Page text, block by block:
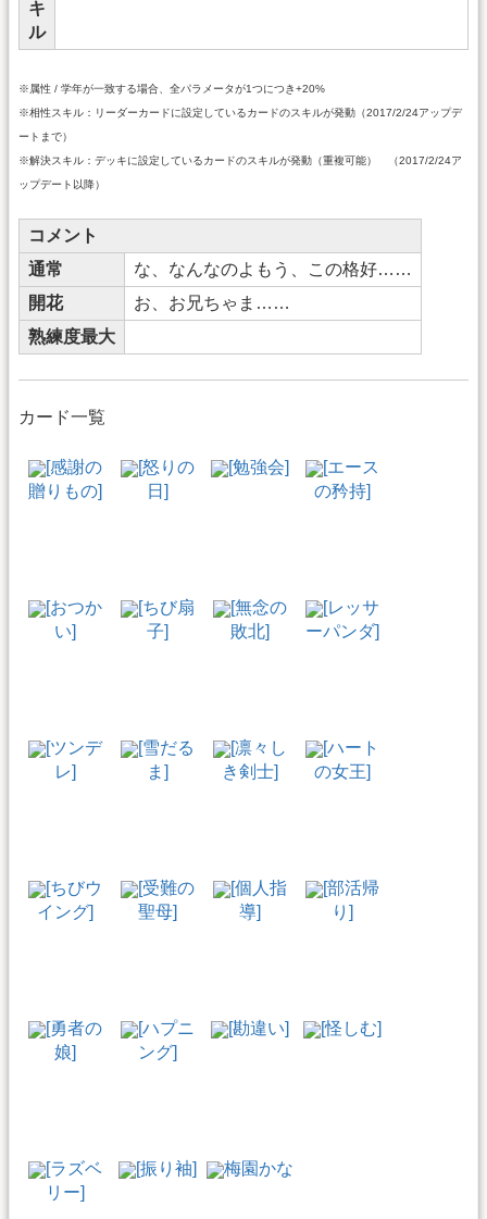
キ
ル
※属性 / 学年が一致する場合、全パラメータが1つにつき+20%
※相性スキル：リーダーカードに設定しているカードのスキルが発動（2017/2/24アップデ
ートまで）
※解決スキル：デッキに設定しているカードのスキルが発動（重複可能） （2017/2/24ア
ップデート以降）
コメント
通常
な、なんなのよもう、この格好……
開花
お、お兄ちゃま……
熟練度最大
カード一覧
[感謝の
贈りもの]
[怒りの
日]
[勉強会]
[エース
の矜持]
[おつか
い]
[ちび扇
子]
[無念の
敗北]
[レッサ
ーパンダ]
[ツンデ
レ]
[雪だる
ま]
[凛々し
き剣士]
[ハート
の女王]
[ちびウ
イング]
[受難の
聖母]
[個人指
導]
[部活帰
り]
[勇者の
娘]
[ハプニ
ング]
[勘違い] [怪しむ]
[ラズベ
リー]
[振り袖] 梅園かな